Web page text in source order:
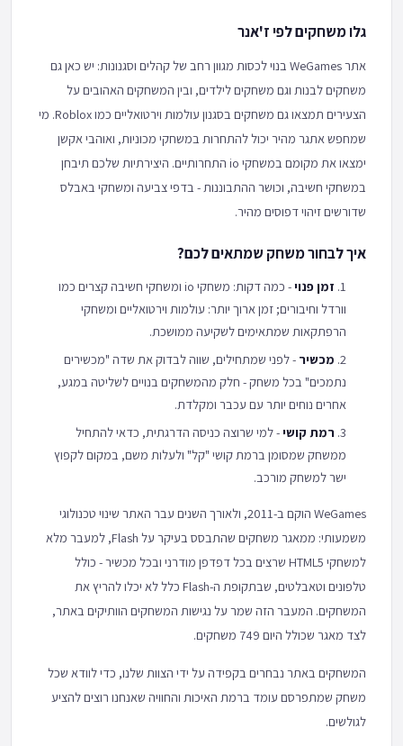
גלו משחקים לפי ז'אנר
אתר WeGames בנוי לכסות מגוון רחב של קהלים וסגנונות: יש כאן גם
משחקים לבנות וגם משחקים לילדים, ובין המשחקים האהובים על
הצעירים תמצאו גם משחקים בסגנון עולמות וירטואליים כמו Roblox. מי
שמחפש אתגר מהיר יכול להתחרות במשחקי מכוניות, ואוהבי אקשן
ימצאו את מקומם במשחקי io התחרותיים. היצירתיות שלכם תיבחן
במשחקי חשיבה, וכושר ההתבוננות - בדפי צביעה ומשחקי באבלס
שדורשים זיהוי דפוסים מהיר.
איך לבחור משחק שמתאים לכם?
זמן פנוי
- כמה דקות: משחקי io ומשחקי חשיבה קצרים כמו
וורדל וחיבורים; זמן ארוך יותר: עולמות וירטואליים ומשחקי
הרפתקאות שמתאימים לשקיעה ממושכת.
מכשיר - לפני שמתחילים, שווה לבדוק את שדה "מכשירים
נתמכים" בכל משחק - חלק מהמשחקים בנויים לשליטה במגע,
אחרים נוחים יותר עם עכבר ומקלדת.
רמת קושי- למי שרוצה כניסה הדרגתית, כדאי להתחיל
ממשחק שמסומן ברמת קושי "קל" ולעלות משם, במקום לקפוץ
ישר למשחק מורכב.
WeGames הוקם ב-2011, ולאורך השנים עבר האתר שינוי טכנולוגי
משמעותי: ממאגר משחקים שהתבסס בעיקר על Flash, למעבר מלא
למשחקי HTML5 שרצים בכל דפדפן מודרני ובכל מכשיר - כולל
טלפונים וטאבלטים, שבתקופת ה-Flash כלל לא יכלו להריץ את
המשחקים. המעבר הזה שמר על נגישות המשחקים הוותיקים באתר,
לצד מאגר שכולל היום 749 משחקים.
המשחקים באתר נבחרים בקפידה על ידי הצוות שלנו, כדי לוודא שכל
משחק שמתפרסם עומד ברמת האיכות והחוויה שאנחנו רוצים להציע
לגולשים.